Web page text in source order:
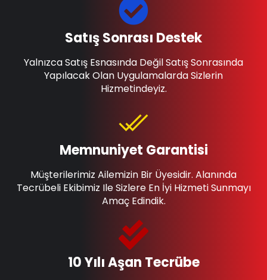
10 Yılı Aşan Tecrübe
Memnuniyet Garantisi
Müşterilerimiz Ailemizin Bir Üyesidir. Alanında
Tecrübeli Ekibimiz Ile Sizlere En İyi Hizmeti Sunmayı
Amaç Edindik.
Satış Sonrası Destek
Yalnızca Satış Esnasında Değil Satış Sonrasında
Yapılacak Olan Uygulamalarda Sizlerin
Hizmetindeyiz.